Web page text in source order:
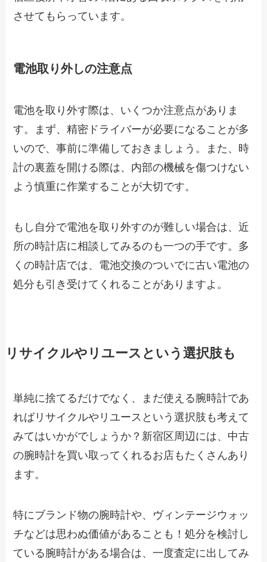
させてもらっています。
電池取り外しの注意点
電池を取り外す際は、いくつか注意点がありま
す。まず、精密ドライバーが必要になることが多
いので、事前に準備しておきましょう。また、時
計の裏蓋を開ける際は、内部の機械を傷つけない
よう慎重に作業することが大切です。
もし自分で電池を取り外すのが難しい場合は、近
所の時計店に相談してみるのも一つの手です。多
くの時計店では、電池交換のついでに古い電池の
処分も引き受けてくれることがありますよ。
リサイクルやリユースという選択肢も
単純に捨てるだけでなく、まだ使える腕時計であ
ればリサイクルやリユースという選択肢も考えて
みてはいかがでしょうか？新宿区周辺には、中古
の腕時計を買い取ってくれるお店もたくさんあり
ます。
特にブランド物の腕時計や、ヴィンテージウォッ
チなどは思わぬ価値があることも！処分を検討し
ている腕時計がある場合は、一度査定に出してみ